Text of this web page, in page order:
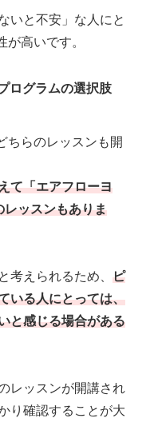
いと不安」な人にと
高いです。
ログラムの選択肢
ちらのレッスンも開
て「エアフローヨ
レッスンもありま
考えられるため、 ピ
いる人にとっては、
と感じる場合がある
レッスンが開講され
り確認することが大